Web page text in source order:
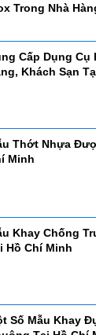
chuyên dùng để
quán ăn nhỏ,
rời. Nhựa PC
trong suốt với
chống va đập,
còn cực kỳ an
PC
3 ngăn đồ ăn tùy
sử dụng bảng
Trong Nhà
Cấp Dụng Cụ
Khách Sạn
Thớt Nhựa
Minh
Khay Chống
Hồ Chí Minh
Số Mẫu Khay